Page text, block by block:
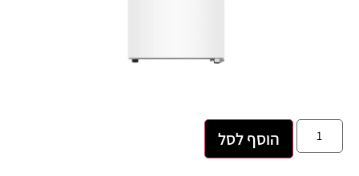
הוסף לסל